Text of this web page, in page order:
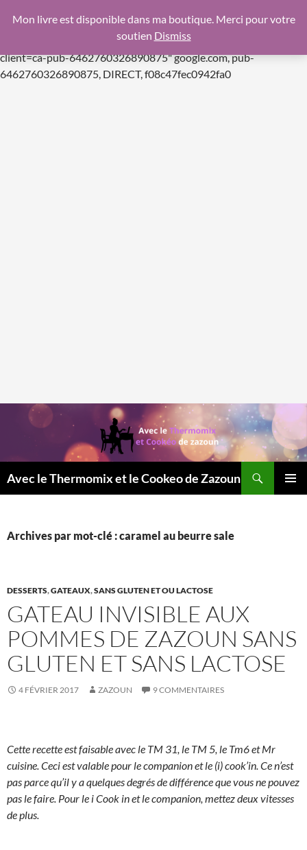
f08c47fec0942fa0
https://pagead2.googlesyndication.com/pagead/js/
client=ca-pub-6462760326890875"google.com, pub-
6462760326890875, DIRECT, f08c47fec0942fa0Aller
Avec le Thermomix et le Cookeo de Zazoun
Archives par mot-clé : caramel au beurre sale
DESSERTS,GATEAUX,SANS GLUTEN ET OU LACTOSE
GATEAU INVISIBLE AUX
POMMES DE ZAZOUN SANS
GLUTEN ET SANS LACTOSE
4 FÉVRIER 2017 ZAZOUN 9 COMMENTAIRES
Cette recette est faisable avec le TM 31, le TM 5, le Tm6 et Mr
cuisine. Ceci est valable pour le companion et le (i) cook’in. Ce n’est
pas parce qu’il y a quelques degrés de différence que vous ne pouvez
pas le faire. Pour le i Cook in et le companion, mettez deux vitesses
de plus.
Mon livre est disponible dans ma boutique. Merci pour votre
soutien Dismiss